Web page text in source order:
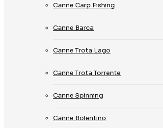
Canne Carp Fishing
Canne Barca
Canne Trota Lago
Canne Trota Torrente
Canne Spinning
Canne Bolentino